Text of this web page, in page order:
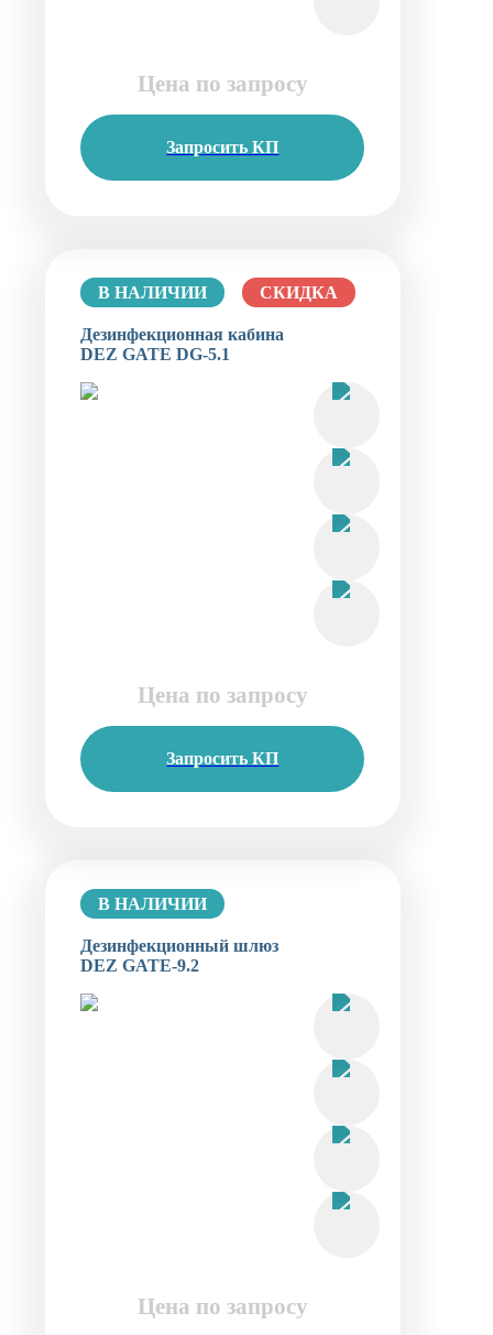
Цена по запросу
Запросить КП
В НАЛИЧИИ СКИДКА
Дезинфекционная кабина
DEZ GATE DG-5.1
Цена по запросу
Запросить КП
В НАЛИЧИИ
Дезинфекционный шлюз
DEZ GATE-9.2
Цена по запросу